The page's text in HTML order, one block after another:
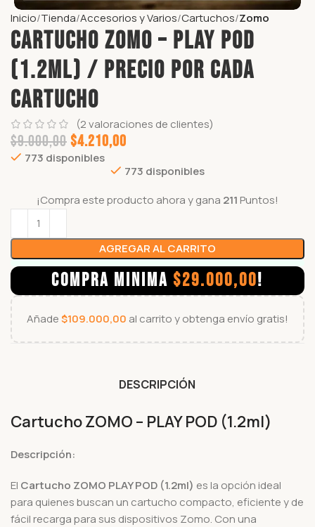
Inicio Tienda Accesorios y Varios Cartuchos Zomo
Cartucho ZOMO – PLAY POD
(1.2ml) / PRECIO POR CADA
CARTUCHO
(2valoraciones de clientes)
$9.000,00$4.210,00
773 disponibles
773 disponibles
¡Compra este producto ahora y gana 211 Puntos!
AGREGAR AL CARRITO
COMPRA MINIMA $29.000,00!
Añade$109.000,00 al carrito y obtenga envío gratis!
DESCRIPCIÓN
Cartucho ZOMO – PLAY POD (1.2ml)
Descripción:
El Cartucho ZOMO PLAY POD (1.2ml) es la opción ideal
para quienes buscan un cartucho compacto, eficiente y de
fácil recarga para sus dispositivos Zomo. Con una